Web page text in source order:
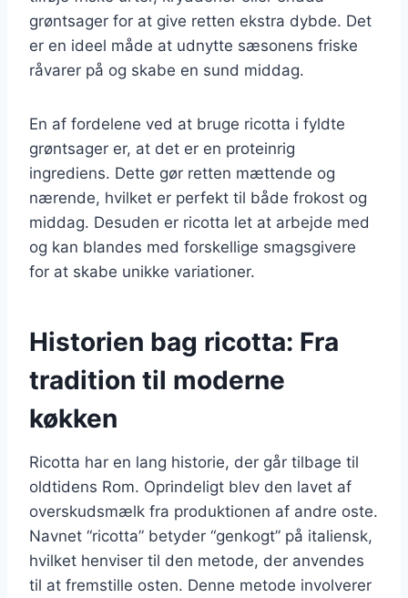
grøntsager for at give retten ekstra dybde. Det
er en ideel måde at udnytte sæsonens friske
råvarer på og skabe en sund middag.
En af fordelene ved at bruge ricotta i fyldte
grøntsager er, at det er en proteinrig
ingrediens. Dette gør retten mættende og
nærende, hvilket er perfekt til både frokost og
middag. Desuden er ricotta let at arbejde med
og kan blandes med forskellige smagsgivere
for at skabe unikke variationer.
Historien bag ricotta: Fra
tradition til moderne
køkken
Ricotta har en lang historie, der går tilbage til
oldtidens Rom. Oprindeligt blev den lavet af
overskudsmælk fra produktionen af andre oste.
Navnet “ricotta” betyder “genkogt” på italiensk,
hvilket henviser til den metode, der anvendes
til at fremstille osten. Denne metode involverer